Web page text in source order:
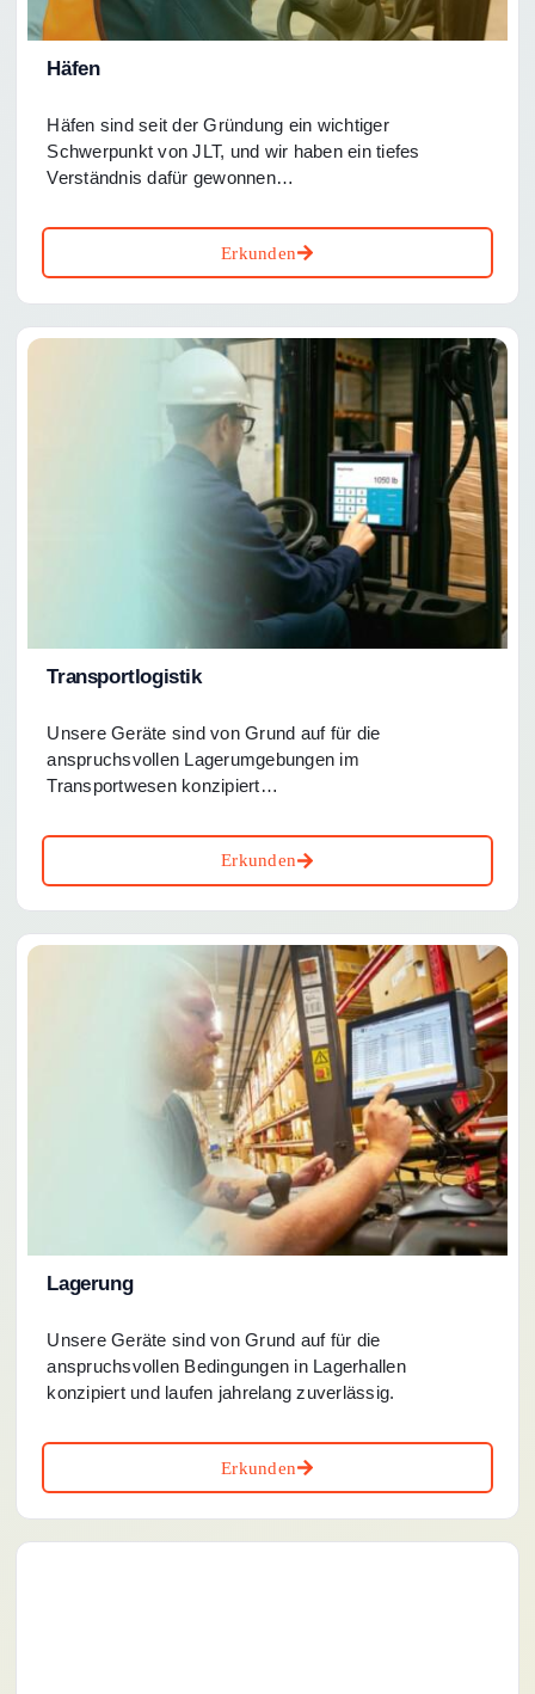
Häfen
Häfen sind seit der Gründung ein wichtiger
Schwerpunkt von JLT, und wir haben ein tiefes
Verständnis dafür gewonnen…
Erkunden
Transportlogistik
Unsere Geräte sind von Grund auf für die
anspruchsvollen Lagerumgebungen im
Transportwesen konzipiert…
Erkunden
Lagerung
Unsere Geräte sind von Grund auf für die
anspruchsvollen Bedingungen in Lagerhallen
konzipiert und laufen jahrelang zuverlässig.
Erkunden